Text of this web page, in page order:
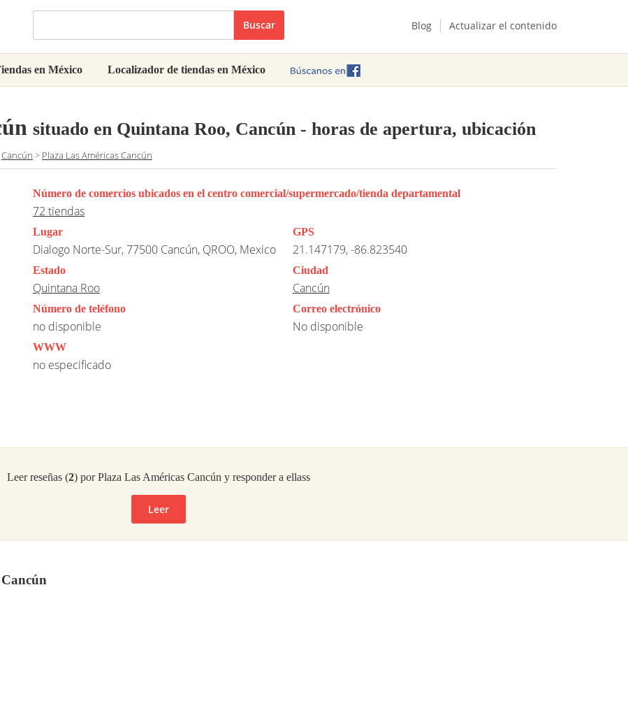
Buscar Blog Actualizar el contenido
en México Localizador de tiendas en México
situado en Quintana Roo, Cancún - horas de apertura, ubicación
Cancún > Plaza Las Américas Cancún
Número de comercios ubicados en el centro comercial/supermercado/tienda departamental
72 tiendas
Lugar
Dialogo Norte-Sur, 77500 Cancún, QROO, Mexico
GPS
21.147179, -86.823540
Estado
Quintana Roo
Ciudad
Cancún
Número de teléfono
no disponible
Correo electrónico
No disponible
WWW
no especificado
Leer reseñas (2) por Plaza Las Américas Cancún y responder a ellass
Leer